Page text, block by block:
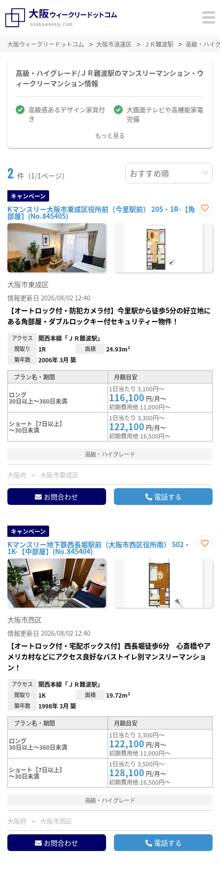
大阪ウィークリードットコム 大阪市浪速区 ＪＲ難波駅 高級・ハイ
高級・ハイグレード/ＪＲ難波駅のマンスリーマンション・ウ
ィークリーマンション情報
高級感あるデザイン家具付
き
大画面テレビや高機能家電
完備
もっと見る
2 件（1/1ページ）
キャンペーン
Kマンスリー大阪市東成区役所前（今里駅前） 205・1R-【角
部屋】(No.845405)
に入
大阪市東成区
情報更新日 2026/08/02 12:40
【オートロック付・防犯カメラ付】今里駅から徒歩5分の好立地に
ある角部屋・ダブルロックキー付セキュリティー物件！
アクセス 関西本線「ＪＲ難波駅」
間取り 1R 面積 24.93m²
築年数 2006年 3月 築
プラン名・期間 月額目安
ロング
30日以上～360日未満
1日当たり 3,100円～
116,100 円/月～
初期費用他 11,000円～
ショート【7日以上】
～30日未満
1日当たり 3,300円～
122,100 円/月～
初期費用他 16,500円～
高級・ハイグレード
大阪府 大阪市東成区
お問合わせ 電話する
キャンペーン
Kマンスリー地下鉄西長堀駅前（大阪市西区役所南） 502・
1K-【中部屋】(No.845404)
に入
大阪市西区
情報更新日 2026/08/02 12:40
【オートロック付・宅配ボックス付】西長堀徒歩6分 心斎橋やア
メリカ村などにアクセス良好なバストイレ別マンスリーマンショ
ン！
アクセス 関西本線「ＪＲ難波駅」
間取り 1K 面積 19.72m²
築年数 1998年 3月 築
プラン名・期間 月額目安
ロング
30日以上～360日未満
1日当たり 3,300円～
122,100 円/月～
初期費用他 11,000円～
ショート【7日以上】
～30日未満
1日当たり 3,500円～
128,100 円/月～
初期費用他 16,500円～
高級・ハイグレード
大阪府 大阪市西区
お問合わせ 電話する